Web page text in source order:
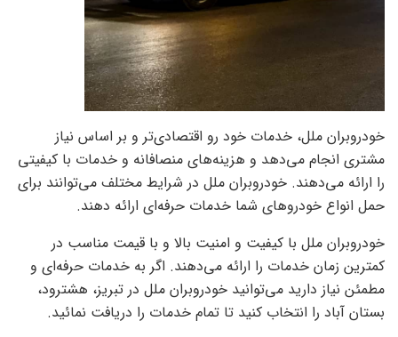
خودروبران ملل، خدمات خود رو اقتصادی‌تر و بر اساس نیاز
مشتری انجام می‌دهد و هزینه‌های منصافانه و خدمات با کیفیتی
را ارائه می‌دهند. خودروبران ملل در شرایط مختلف می‌توانند برای
حمل انواع خودروهای شما خدمات حرفه‌ای ارائه دهند.
خودروبران ملل با کیفیت و امنیت بالا و با قیمت مناسب در
کمترین زمان خدمات را ارائه می‌دهند. اگر به خدمات حرفه‌ای و
مطمئن نیاز دارید می‌توانید خودروبران ملل در تبریز، هشترود،
بستان آباد را انتخاب کنید تا تمام خدمات را دریافت نمائید.